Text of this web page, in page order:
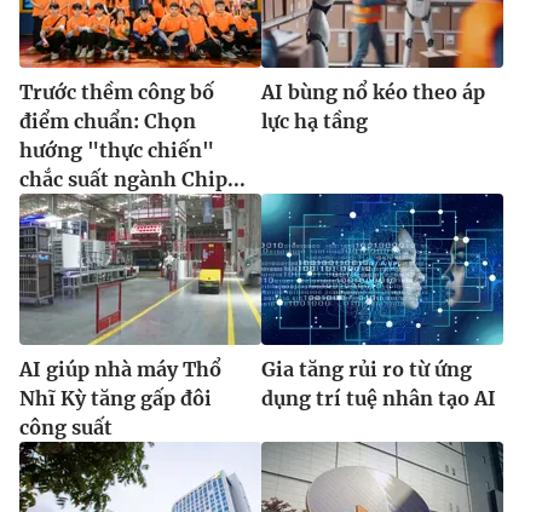
Trước thềm công bố
điểm chuẩn: Chọn
hướng "thực chiến"
chắc suất ngành Chip...
AI bùng nổ kéo theo áp
lực hạ tầng
AI giúp nhà máy Thổ
Nhĩ Kỳ tăng gấp đôi
công suất
Gia tăng rủi ro từ ứng
dụng trí tuệ nhân tạo AI